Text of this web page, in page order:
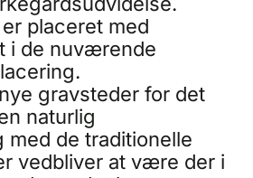
placeret med
i de nuværende
gravsteder for det
naturlig
de traditionelle
vedbliver at være der i